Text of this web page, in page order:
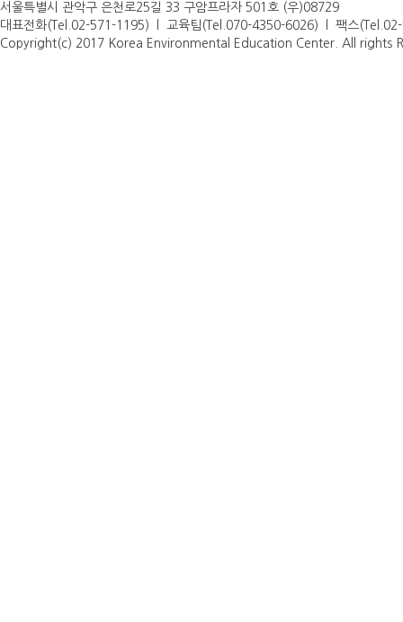
서울특별시 관악구 은천로25길 33 구암프라자 501호 (우)08729
대표전화(Tel.02-571-1195) l 교육팀(Tel.070-4350-6026) l 팩스
Copyright(c) 2017 Korea Environmental Education Center. All rights